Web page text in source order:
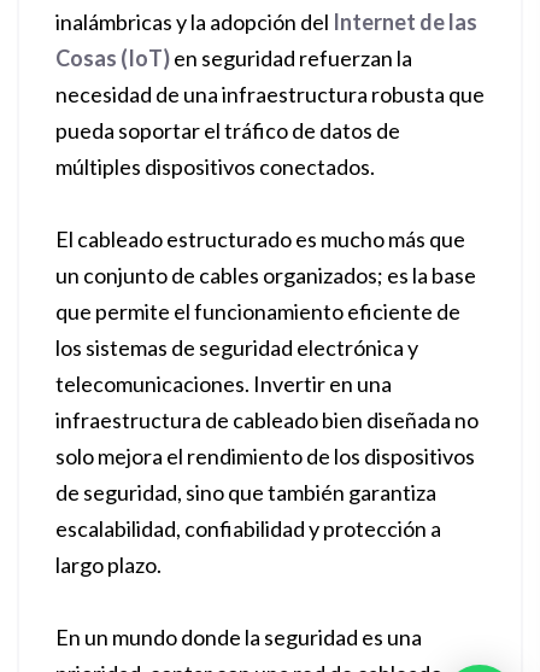
inalámbricas y la adopción del Internet de las
Cosas (IoT)en seguridad refuerzan la
necesidad de una infraestructura robusta que
pueda soportar el tráfico de datos de
múltiples dispositivos conectados.
El cableado estructurado es mucho más que
un conjunto de cables organizados; es la base
que permite el funcionamiento eficiente de
los sistemas de seguridad electrónica y
telecomunicaciones. Invertir en una
infraestructura de cableado bien diseñada no
solo mejora el rendimiento de los dispositivos
de seguridad, sino que también garantiza
escalabilidad, confiabilidad y protección a
largo plazo.
En un mundo donde la seguridad es una